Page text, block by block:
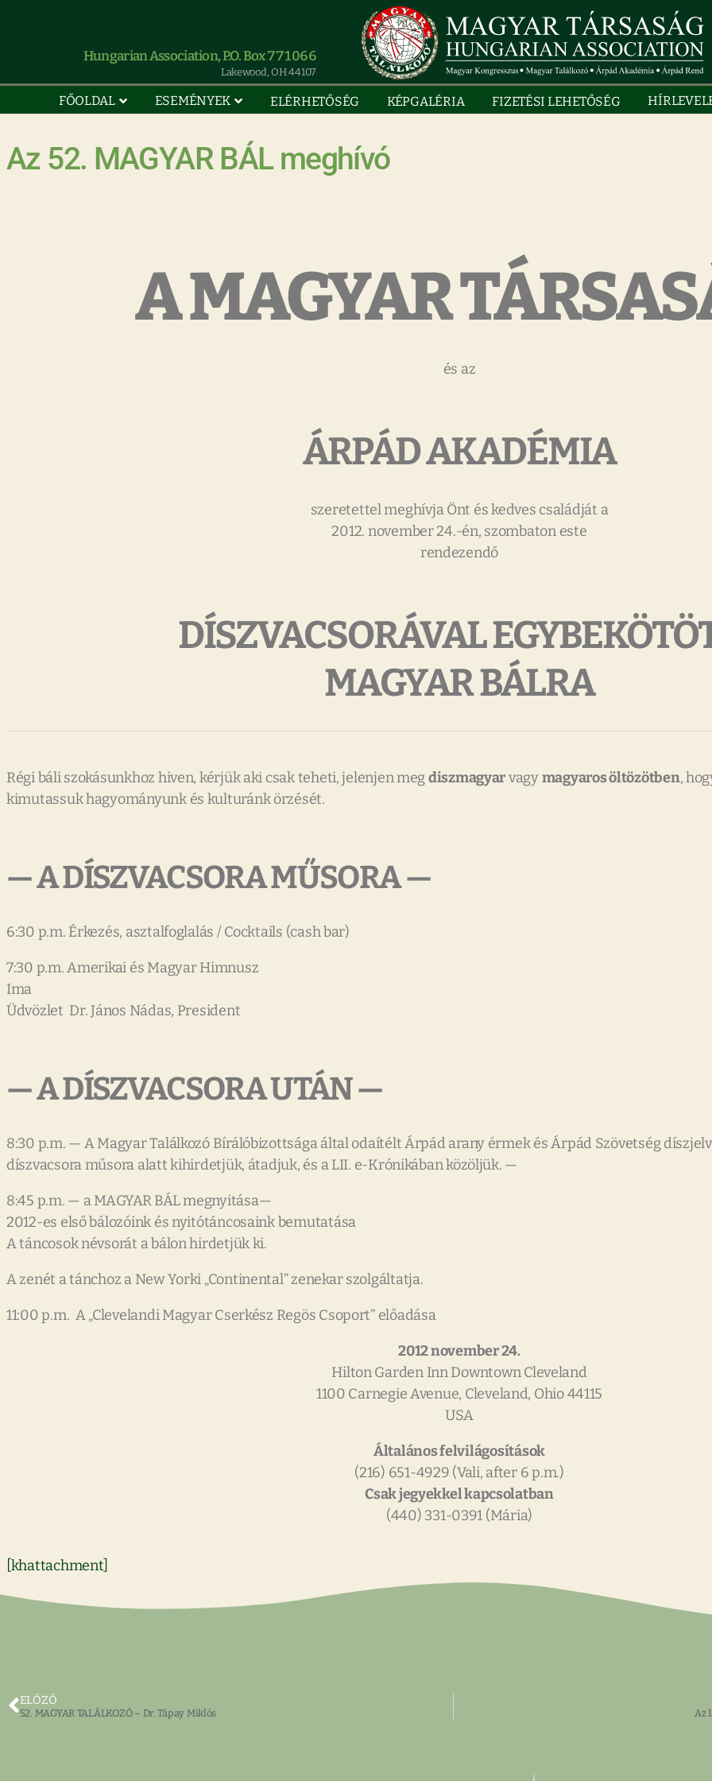
Hungarian Association, P.O. Box 771066
Lakewood, OH 44107
FŐOLDAL ESEMÉNYEK ELÉRHETŐSÉG KÉPGALÉRIA FIZETÉSI LEHETŐSÉG
Az 52. MAGYAR BÁL meghívó
A MAGYAR
és az
ÁRPÁD AKADÉMIA
szeretettel meghívja Önt és kedves családját a
2012. november 24.-én, szombaton este
rendezendő
DÍSZVACSORÁVAL
MAGYAR BÁLRA
Régi báli szokásunkhoz hiven, kérjük aki csak teheti, jelenjen meg diszmagyarvagymagyaros öltözötben,
kimutassuk hagyományunk és kulturánk örzését.
— A DÍSZVACSORA MŰSORA —
6:30 p.m. Érkezés, asztalfoglalás / Cocktails (cash bar)
7:30 p.m. Amerikai és Magyar Himnusz
Ima
Üdvözlet Dr. János Nádas, President
— A DÍSZVACSORA UTÁN —
8:30 p.m. — A Magyar Találkozó Bírálóbizottsága által odaítélt Árpád arany érmek és Árpád Szövetség
díszvacsora műsora alatt kihirdetjük, átadjuk, és a LII. e-Krónikában közöljük. —
8:45 p.m. — a MAGYAR BÁL megnyitása—
2012-es első bálozóink és nyitótáncosaink bemutatása
A táncosok névsorát a bálon hirdetjük ki.
A zenét a tánchoz a New Yorki „Continental” zenekar szolgáltatja.
11:00 p.m. A „Clevelandi Magyar Cserkész Regös Csoport” előadása
2012 november 24.
Hilton Garden Inn Downtown Cleveland
1100 Carnegie Avenue, Cleveland, Ohio 44115
USA
Általános felvilágosítások
(216) 651-4929 (Vali, after 6 p.m.)
Csak jegyekkel kapcsolatban
(440) 331-0391 (Mária)
[khattachment]
ELŐZŐ
52. MAGYAR TALÁLKOZÓ – Dr. Tápay Miklós Az